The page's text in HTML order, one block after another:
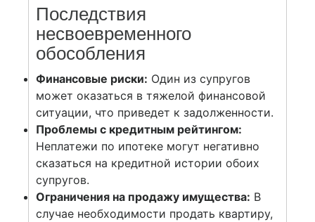
Последствия
несвоевременного
обособления
Финансовые риски: Один из супругов
может оказаться в тяжелой финансовой
ситуации, что приведет к задолженности.
Проблемы с кредитным рейтингом:
Неплатежи по ипотеке могут негативно
сказаться на кредитной истории обоих
супругов.
Ограничения на продажу имущества: В
случае необходимости продать квартиру,